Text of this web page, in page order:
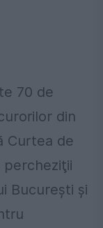
70 de
din
Curtea de
percheziţii
Bucureşti şi